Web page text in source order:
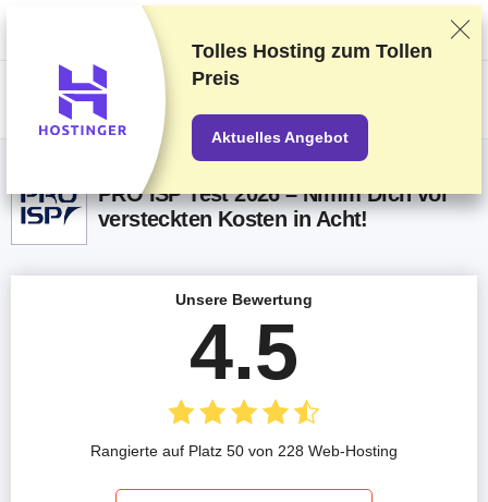
Wir bewerten die Anbieter auf Grundlage strenger Tests und Bewertungen,
berücksichtigen aber auch Dein Feedback und unsere geschäftlichen
Vereinbarungen mit den Anbietern.Diese Seite enthält Affiliate-Links
PRO ISP Test 2026 – Nimm Dich vor
versteckten Kosten in Acht!
Unsere Bewertung
4.5
Rangierte auf Platz 50 von 228 Web-Hosting
Tolles Hosting zum Tollen
Preis
Aktuelles Angebot